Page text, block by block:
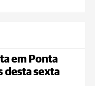
em Ponta
desta sexta